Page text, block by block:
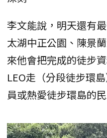
李文能說，明天還有
太湖中正公園、陳景
來他會把完成的徒步
LEO走（分段徒步環
員或熱愛徒步環島的